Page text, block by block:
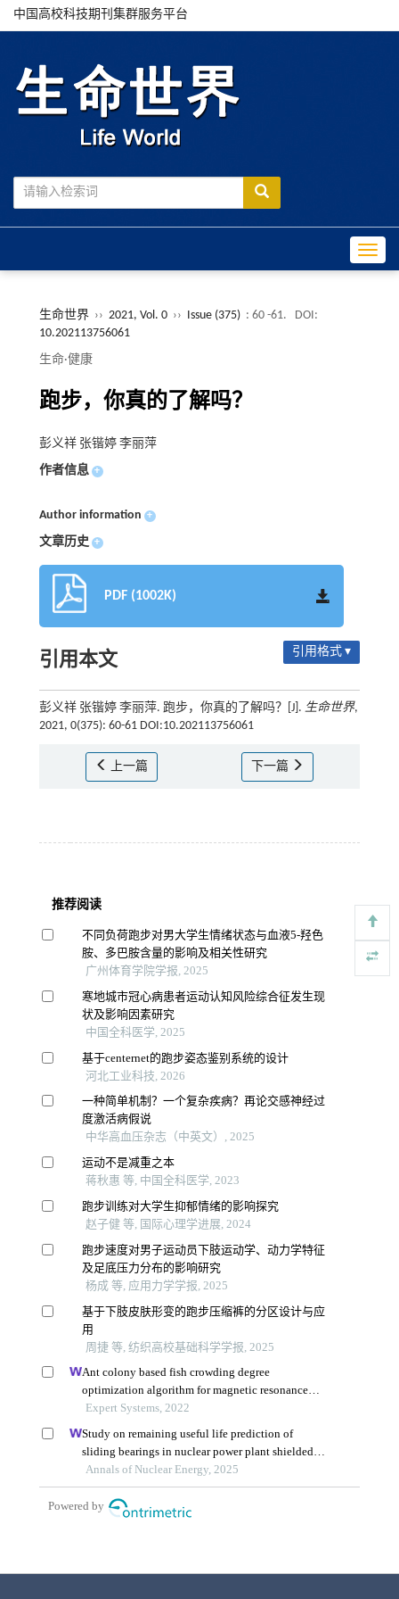
中国高校科技期刊集群服务平台
生命世界 ›› 2021, Vol. 0 ›› Issue (375) : 60 -61.
DOI:
10.202113756061
生命·健康
跑步，你真的了解吗？
彭义祥 张锴婷 李丽萍
作者信息 +
Author information +
文章历史 +
PDF (1002K)
引用本文 引用格式 ▾
彭义祥 张锴婷 李丽萍. 跑步，你真的了解吗？[J]. 生命世界,
2021, 0(375): 60-61 DOI:10.202113756061
上一篇 下一篇